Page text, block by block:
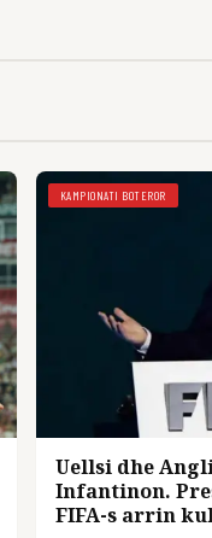
KAMPIONATI BOTEROR
Uellsi dhe
Infantinon.
FIFA-s arrin